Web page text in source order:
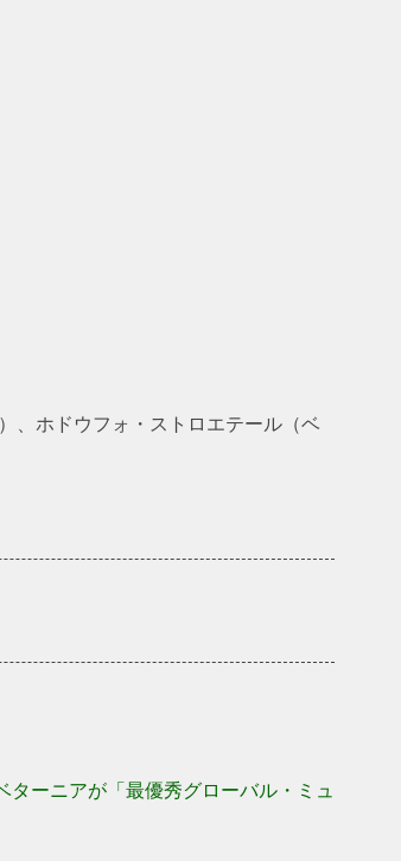
、ホドウフォ・ストロエテール（ベ
ターニアが「最優秀グローバル・ミュ